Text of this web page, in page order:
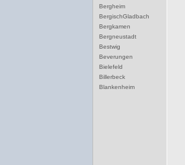
Bergheim
BergischGladbach
Bergkamen
Bergneustadt
Bestwig
Beverungen
Bielefeld
Billerbeck
Blankenheim